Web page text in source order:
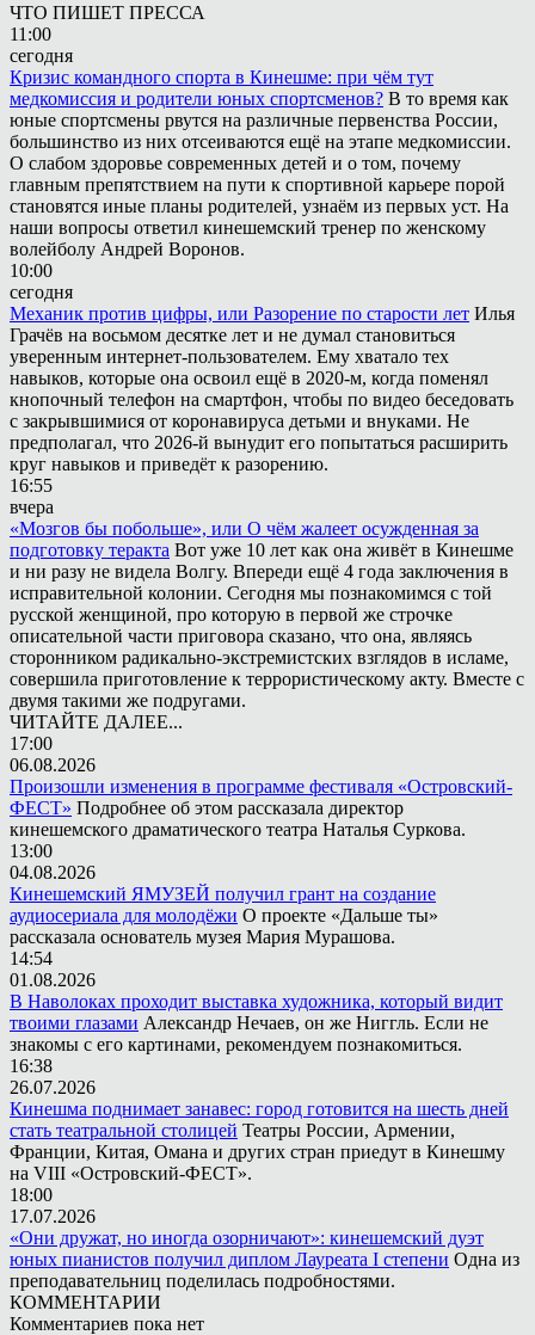
ЧТО ПИШЕТ ПРЕССА
11:00
сегодня
Кризис командного спорта в Кинешме: при чём тут
медкомиссия и родители юных спортсменов? В то время как
юные спортсмены рвутся на различные первенства России,
большинство из них отсеиваются ещё на этапе медкомиссии.
О слабом здоровье современных детей и о том, почему
главным препятствием на пути к спортивной карьере порой
становятся иные планы родителей, узнаём из первых уст. На
наши вопросы ответил кинешемский тренер по женскому
волейболу Андрей Воронов.
10:00
сегодня
Механик против цифры, или Разорение по старости лет Илья
Грачёв на восьмом десятке лет и не думал становиться
уверенным интернет-пользователем. Ему хватало тех
навыков, которые она освоил ещё в 2020-м, когда поменял
кнопочный телефон на смартфон, чтобы по видео беседовать
с закрывшимися от коронавируса детьми и внуками. Не
предполагал, что 2026-й вынудит его попытаться расширить
круг навыков и приведёт к разорению.
16:55
вчера
«Мозгов бы побольше», или О чём жалеет осужденная за
подготовку теракта Вот уже 10 лет как она живёт в Кинешме
и ни разу не видела Волгу. Впереди ещё 4 года заключения в
исправительной колонии. Сегодня мы познакомимся с той
русской женщиной, про которую в первой же строчке
описательной части приговора сказано, что она, являясь
сторонником радикально-экстремистских взглядов в исламе,
совершила приготовление к террористическому акту. Вместе с
двумя такими же подругами.
ЧИТАЙТЕ ДАЛЕЕ...
17:00
06.08.2026
Произошли изменения в программе фестиваля «Островский-
ФЕСТ» Подробнее об этом рассказала директор
кинешемского драматического театра Наталья Суркова.
13:00
04.08.2026
Кинешемский ЯМУЗЕЙ получил грант на создание
аудиосериала для молодёжи О проекте «Дальше ты»
рассказала основатель музея Мария Мурашова.
14:54
01.08.2026
В Наволоках проходит выставка художника, который видит
твоими глазами Александр Нечаев, он же Ниггль. Если не
знакомы с его картинами, рекомендуем познакомиться.
16:38
26.07.2026
Кинешма поднимает занавес: город готовится на шесть дней
стать театральной столицей Театры России, Армении,
Франции, Китая, Омана и других стран приедут в Кинешму
на VIII «Островский-ФЕСТ».
18:00
17.07.2026
«Они дружат, но иногда озорничают»: кинешемский дуэт
юных пианистов получил диплом Лауреата I степени Одна из
преподавательниц поделилась подробностями.
КОММЕНТАРИИ
Комментариев пока нет